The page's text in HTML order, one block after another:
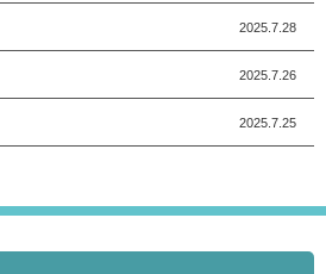
2025.7.28
2025.7.26
2025.7.25